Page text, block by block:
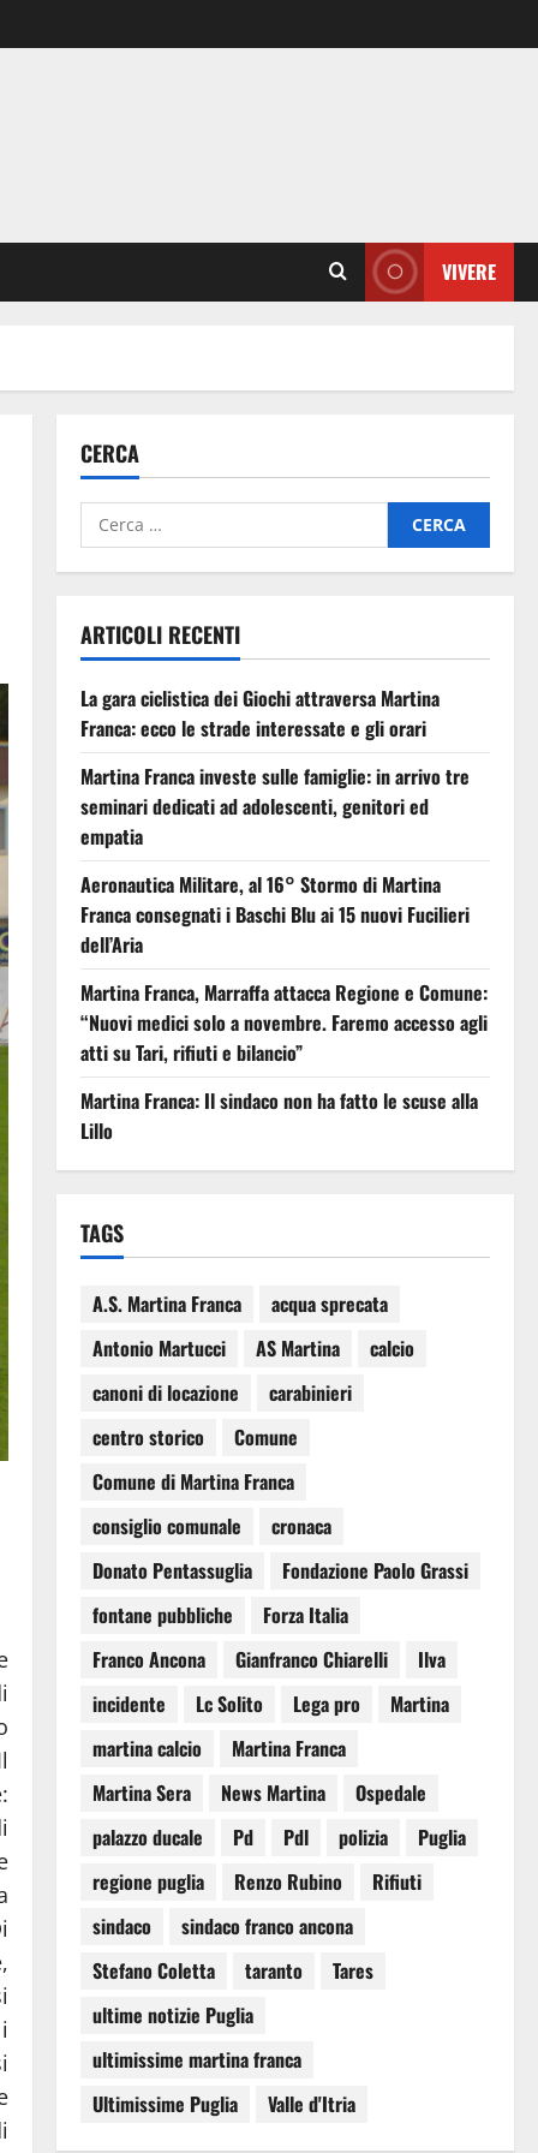
VIVERE
CERCA
ARTICOLI RECENTI
La gara ciclistica dei Giochi attraversa Martina
Franca: ecco le strade interessate e gli orari
Martina Franca investe sulle famiglie: in arrivo tre
seminari dedicati ad adolescenti, genitori ed
empatia
Aeronautica Militare, al 16° Stormo di Martina
Franca consegnati i Baschi Blu ai 15 nuovi Fucilieri
dell’Aria
Martina Franca, Marraffa attacca Regione e Comune:
“Nuovi medici solo a novembre. Faremo accesso agli
atti su Tari, rifiuti e bilancio”
Martina Franca: Il sindaco non ha fatto le scuse alla
Lillo
TAGS
A.S. Martina Franca
acqua sprecata
Antonio Martucci
AS Martina
calcio
canoni di locazione
carabinieri
centro storico
Comune
Comune di Martina Franca
consiglio comunale
cronaca
Donato Pentassuglia
Fondazione Paolo Grassi
fontane pubbliche
Forza Italia
Franco Ancona
Gianfranco Chiarelli
Ilva
incidente
Lc Solito Lega pro
Martina
martina calcio
Martina Franca
Martina Sera
News Martina
Ospedale
palazzo ducale
Pd Pdl polizia
Puglia
regione puglia
Renzo Rubino
Rifiuti
sindaco
sindaco franco ancona
Stefano Coletta
taranto
Tares
ultime notizie Puglia
ultimissime martina franca
Ultimissime Puglia
Valle d'Itria